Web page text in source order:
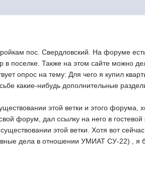
пос. Свердловский. На форуме
в поселке. Также на этом сайте можно
опрос на тему: Для чего я купил
какие-нибудь дополнительные
этой ветки и этого форума,
форум, дал ссылку на него в гостевой
этой ветки. Хотя вот
дела в отношении УМИАТ СУ-22) , я